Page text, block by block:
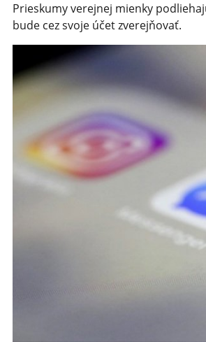
Prieskumy verejnej mienky
bude cez svoje účet zverejňovať.